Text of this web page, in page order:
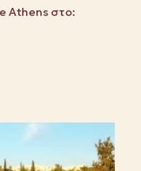
Athens στο: